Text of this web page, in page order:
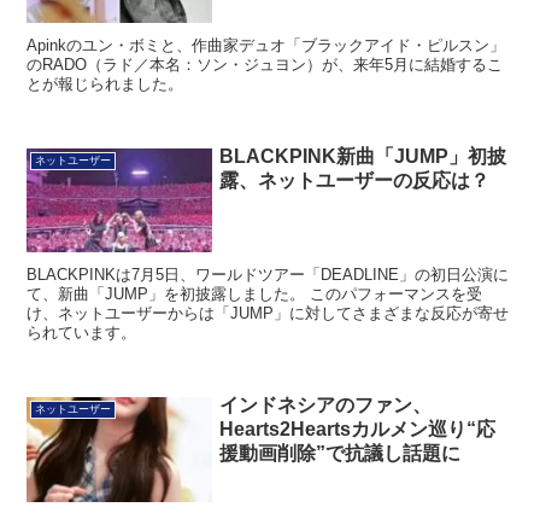
Apinkのユン・ボミと、作曲家デュオ「ブラックアイド・ピルスン」
のRADO（ラド／本名：ソン・ジュヨン）が、来年5月に結婚するこ
とが報じられました。
ネットユーザー
BLACKPINK新曲「JUMP」初披
露、ネットユーザーの反応は？
BLACKPINKは7月5日、ワールドツアー「DEADLINE」の初日公演に
て、新曲「JUMP」を初披露しました。 このパフォーマンスを受
け、ネットユーザーからは「JUMP」に対してさまざまな反応が寄せ
られています。
ネットユーザー
インドネシアのファン、
Hearts2Heartsカルメン巡り“応
援動画削除”で抗議し話題に